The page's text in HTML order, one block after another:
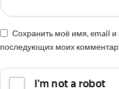
Сохранить моё имя, email и
последующих моих